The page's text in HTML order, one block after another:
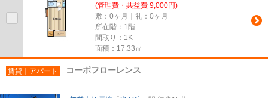
(管理費・共益費 9,000円)
敷：0ヶ月｜礼：0ヶ月
所在階：1階
間取り：1K
面積：17.33㎡
賃貸｜アパート コーポフローレンス